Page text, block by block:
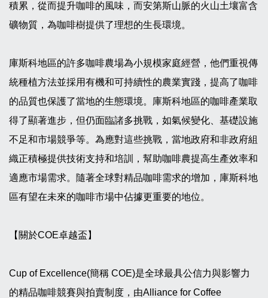
積累，從而提升咖啡的風味，而安第斯山脈的火山土壤富含
礦物質，為咖啡樹提供了理想的生長環境。
庫斯科地區的許多咖啡農場為小規模家庭經營，他們重視傳
統種植方法並採用有機和可持續性的農業實踐，提高了咖啡
的品質也保護了當地的生態環境。庫斯科地區的咖啡產業取
得了顯著進步，但仍面臨諸多挑戰，如氣候變化、基礎設施
不足和市場競爭等。為應對這些挑戰，當地政府和非政府組
織正積極提供技術支持和培訓，幫助咖啡農提高生產效率和
適應市場需求。隨著全球對精品咖啡需求的增加，庫斯科地
區有望在未來的咖啡市場中佔據更重要的地位。
【關於COE卓越盃】
Cup of Excellence(簡稱 COE)是全球最具公信力與影響力
的精品咖啡競賽與拍賣制度，由Alliance for Coffee